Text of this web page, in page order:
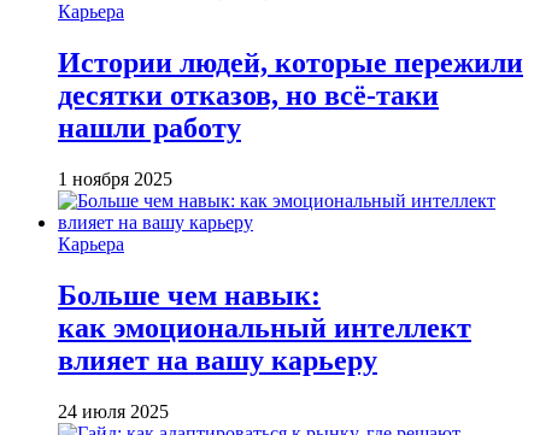
Карьера
Истории людей, которые пережили
десятки отказов, но всё-таки
нашли работу
1 ноября 2025
Карьера
Больше чем навык:
как эмоциональный интеллект
влияет на вашу карьеру
24 июля 2025